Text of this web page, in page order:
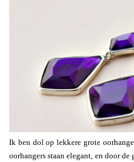
Ik ben dol op lekkere grote
oorhangers staan elegant, en door